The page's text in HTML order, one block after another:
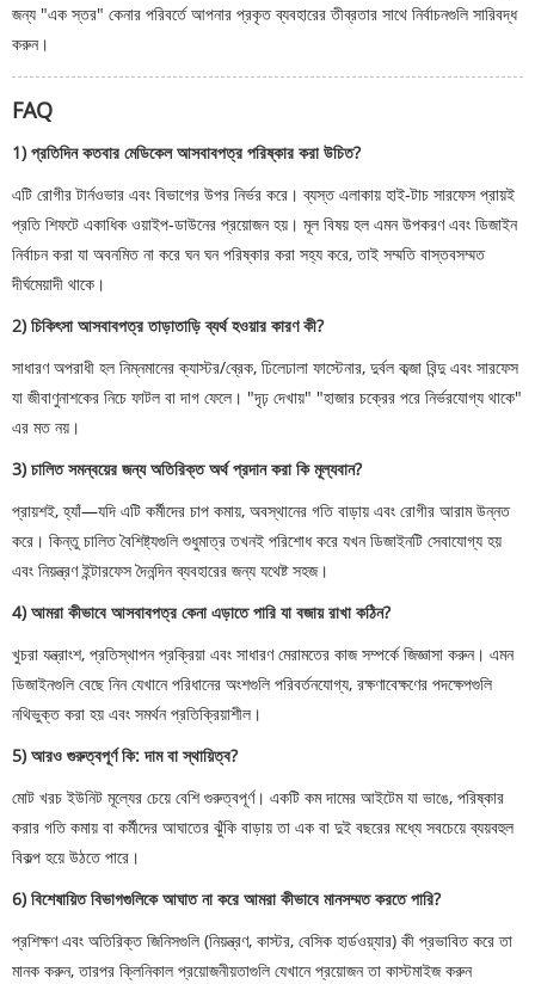
জন্য "এক স্তর" কেনার পরিবর্তে আপনার প্রকৃত ব্যবহারের তীব্রতার সাথে নির্বাচনগুলি সারিবদ্ধ
করুন।
FAQ
1) প্রতিদিন কতবার মেডিকেল আসবাবপত্র পরিষ্কার করা উচিত?
এটি রোগীর টার্নওভার এবং বিভাগের উপর নির্ভর করে। ব্যস্ত এলাকায় হাই-টাচ সারফেস প্রায়ই
প্রতি শিফটে একাধিক ওয়াইপ-ডাউনের প্রয়োজন হয়। মূল বিষয় হল এমন উপকরণ এবং ডিজাইন
নির্বাচন করা যা অবনমিত না করে ঘন ঘন পরিষ্কার করা সহ্য করে, তাই সম্মতি বাস্তবসম্মত
দীর্ঘমেয়াদী থাকে।
2) চিকিৎসা আসবাবপত্র তাড়াতাড়ি ব্যর্থ হওয়ার কারণ কী?
সাধারণ অপরাধী হল নিম্নমানের ক্যাস্টর/ব্রেক, ঢিলেঢালা ফাস্টেনার, দুর্বল কব্জা বিন্দু এবং সারফেস
যা জীবাণুনাশকের নিচে ফাটল বা দাগ ফেলে। "দৃঢ় দেখায়" "হাজার চক্রের পরে নির্ভরযোগ্য থাকে"
এর মত নয়।
3) চালিত সমন্বয়ের জন্য অতিরিক্ত অর্থ প্রদান করা কি মূল্যবান?
প্রায়শই, হ্যাঁ—যদি এটি কর্মীদের চাপ কমায়, অবস্থানের গতি বাড়ায় এবং রোগীর আরাম উন্নত
করে। কিন্তু চালিত বৈশিষ্ট্যগুলি শুধুমাত্র তখনই পরিশোধ করে যখন ডিজাইনটি সেবাযোগ্য হয়
এবং নিয়ন্ত্রণ ইন্টারফেস দৈনন্দিন ব্যবহারের জন্য যথেষ্ট সহজ।
4) আমরা কীভাবে আসবাবপত্র কেনা এড়াতে পারি যা বজায় রাখা কঠিন?
খুচরা যন্ত্রাংশ, প্রতিস্থাপন প্রক্রিয়া এবং সাধারণ মেরামতের কাজ সম্পর্কে জিজ্ঞাসা করুন। এমন
ডিজাইনগুলি বেছে নিন যেখানে পরিধানের অংশগুলি পরিবর্তনযোগ্য, রক্ষণাবেক্ষণের পদক্ষেপগুলি
নথিভুক্ত করা হয় এবং সমর্থন প্রতিক্রিয়াশীল।
5) আরও গুরুত্বপূর্ণ কি: দাম বা স্থায়িত্ব?
মোট খরচ ইউনিট মূল্যের চেয়ে বেশি গুরুত্বপূর্ণ। একটি কম দামের আইটেম যা ভাঙে, পরিষ্কার
করার গতি কমায় বা কর্মীদের আঘাতের ঝুঁকি বাড়ায় তা এক বা দুই বছরের মধ্যে সবচেয়ে ব্যয়বহুল
বিকল্প হয়ে উঠতে পারে।
6) বিশেষায়িত বিভাগগুলিকে আঘাত না করে আমরা কীভাবে মানসম্মত করতে পারি?
প্রশিক্ষণ এবং অতিরিক্ত জিনিসগুলি (নিয়ন্ত্রণ, কাস্টর, বেসিক হার্ডওয়্যার) কী প্রভাবিত করে তা
মানক করুন, তারপর ক্লিনিকাল প্রয়োজনীয়তাগুলি যেখানে প্রয়োজন তা কাস্টমাইজ করুন